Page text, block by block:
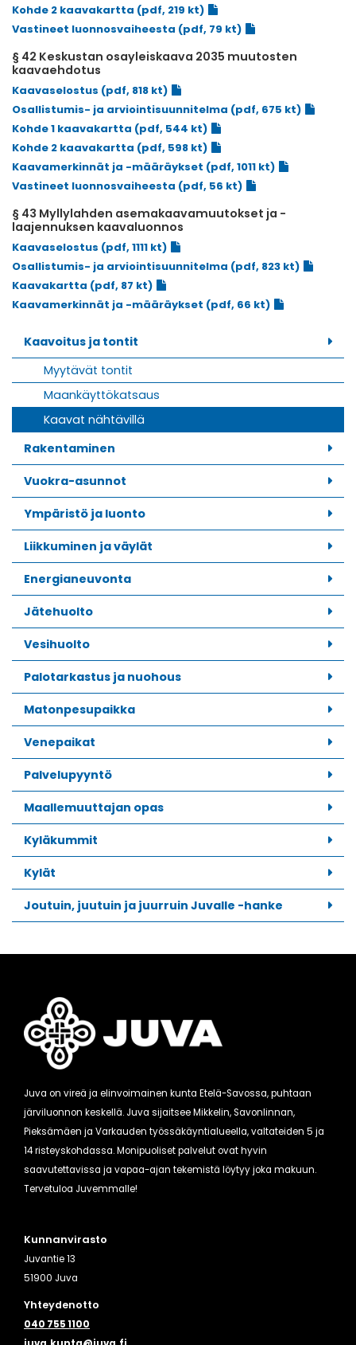
Kaavoitus ja tontit
Myytävät tontit
Maankäyttökatsaus
Kaavat nähtävillä
Rakentaminen
Vuokra-asunnot
Ympäristö ja luonto
Liikkuminen ja väylät
Energianeuvonta
Jätehuolto
Vesihuolto
Palotarkastus ja nuohous
Matonpesupaikka
Venepaikat
Palvelupyyntö
Maallemuuttajan opas
Kyläkummit
Kylät
Joutuin, juutuin ja juurruin Juvalle -hanke
Kohde 2 kaavakartta (pdf, 219 kt)
Vastineet luonnosvaiheesta (pdf, 79 kt)
§ 42 Keskustan osayleiskaava 2035 muutosten
kaavaehdotus
Kaavaselostus (pdf, 818 kt)
Osallistumis- ja arviointisuunnitelma (pdf, 675 kt)
Kohde 1 kaavakartta (pdf, 544 kt)
Kohde 2 kaavakartta (pdf, 598 kt)
Kaavamerkinnät ja -määräykset (pdf, 1011 kt)
Vastineet luonnosvaiheesta (pdf, 56 kt)
§ 43 Myllylahden asemakaavamuutokset ja -
laajennuksen kaavaluonnos
Kaavaselostus (pdf, 1111 kt)
Osallistumis- ja arviointisuunnitelma (pdf, 823 kt)
Kaavakartta (pdf, 87 kt)
Kaavamerkinnät ja -määräykset (pdf, 66 kt)
Juva on vireä ja elinvoimainen kunta Etelä-Savossa, puhtaan
järviluonnon keskellä. Juva sijaitsee Mikkelin, Savonlinnan,
Pieksämäen ja Varkauden työssäkäyntialueella, valtateiden 5 ja
14 risteyskohdassa. Monipuoliset palvelut ovat hyvin
saavutettavissa ja vapaa-ajan tekemistä löytyy joka makuun.
Tervetuloa Juvemmalle!
Kunnanvirasto
Juvantie 13
51900 Juva
Yhteydenotto
040 755 1100